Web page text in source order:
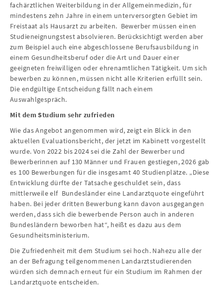
fachärztlichen Weiterbildung in der Allgemeinmedizin, für
mindestens zehn Jahre in einem unterversorgten Gebiet im
Freistaat als Hausarzt zu arbeiten. Bewerber müssen einen
Studieneignungstest absolvieren. Berücksichtigt werden aber
zum Beispiel auch eine abgeschlossene Berufsausbildung in
einem Gesundheitsberuf oder die Art und Dauer einer
geeigneten freiwilligen oder ehrenamtlichen Tätigkeit. Um sich
bewerben zu können, müssen nicht alle Kriterien erfüllt sein.
Die endgültige Entscheidung fällt nach einem
Auswahlgespräch.
Mit dem Studium sehr zufrieden
Wie das Angebot angenommen wird, zeigt ein Blick in den
aktuellen Evaluationsbericht, der jetzt im Kabinett vorgestellt
wurde. Von 2022 bis 2024 sei die Zahl der Bewerber und
Bewerberinnen auf 130 Männer und Frauen gestiegen, 2026 gab
es 100 Bewerbungen für die insgesamt 40 Studienplätze. „Diese
Entwicklung dürfte der Tatsache geschuldet sein, dass
mittlerweile elf Bundesländer eine Landarztquote eingeführt
haben. Bei jeder dritten Bewerbung kann davon ausgegangen
werden, dass sich die bewerbende Person auch in anderen
Bundesländern beworben hat“, heißt es dazu aus dem
Gesundheitsministerium.
Die Zufriedenheit mit dem Studium sei hoch. Nahezu alle der
an der Befragung teilgenommenen Landarztstudierenden
würden sich demnach erneut für ein Studium im Rahmen der
Landarztquote entscheiden.